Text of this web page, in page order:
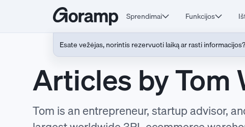
Sprendimai Funkcijos
Esate vežėjas, norintis rezervuoti laiką ar rasti informacijos?
Articles by Tom
Tom is an entrepreneur, startup advisor,